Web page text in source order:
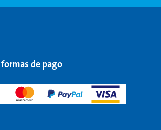
de pago